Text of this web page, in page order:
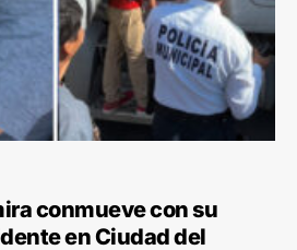
conmueve con su
en Ciudad del